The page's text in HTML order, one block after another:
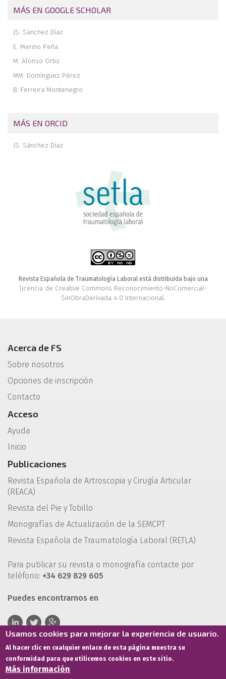
MÁS EN GOOGLE SCHOLAR
JS. Sánchez Díaz
E. Merino Peña
M. Alonso Ortiz
MM. Domínguez Pérez
B. Ferreira Montenegro
MÁS EN ORCID
JS. Sánchez Díaz
Revista Española de Traumatología Laboral está distribuida bajo una
licencia de Creative Commons Reconocimiento-NoComercial-
SinObraDerivada 4.0 Internacional.
Acerca de FS
Sobre nosotros
Opciones de inscripción
Contacto
Acceso
Ayuda
Inicio
Publicaciones
Revista Española de Artroscopia y Cirugía Articular
(REACA)
Revista del Pie y Tobillo
Monografías de Actualización de la SEMCPT
Revista Española de Traumatología Laboral (RETLA)
Para publicar su revista o monografía contacte por
teléfono: +34 629 829 605
Puedes encontrarnos en
Usamos cookies para mejorar la experiencia de usuario.
Al hacer clic en cualquier enlace de esta página muestra su
conformidad para que utilicemos cookies en este sitio.
Más información